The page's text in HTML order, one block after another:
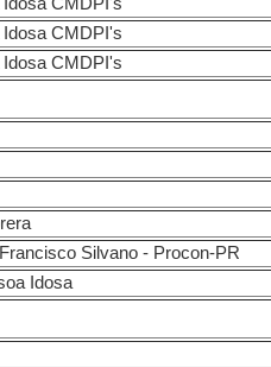
CMDPI's
CMDPI's
- Dr. Marcos Cabrera
Francisco Silvano - Procon-PR
Idosa